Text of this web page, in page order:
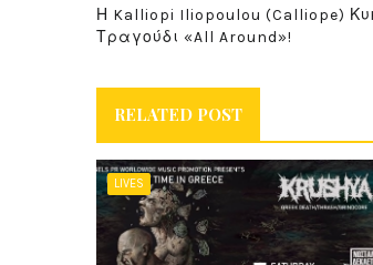
Η Kalliopi Iliopoulou (Calliope)
Τραγούδι «All Around»!
RELATED POST
LIVES